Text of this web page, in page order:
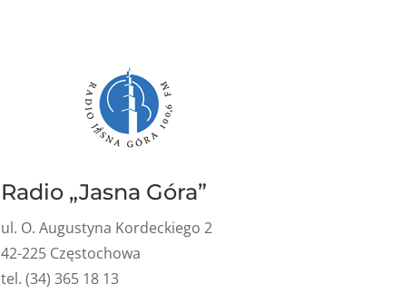
Radio „Jasna Góra”
ul. O. Augustyna Kordeckiego 2
42-225 Częstochowa
tel. (34) 365 18 13